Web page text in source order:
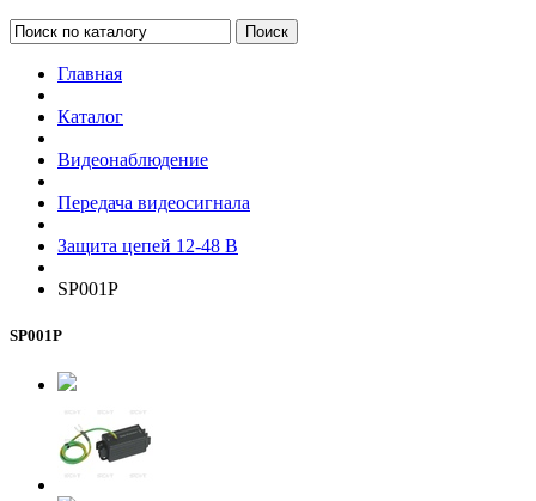
Поиск
Главная
Каталог
Видеонаблюдение
Передача видеосигнала
Защита цепей 12-48 В
SP001P
SP001P